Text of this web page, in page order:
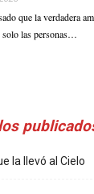
que la verdadera
solo las personas…
la llevó al Cielo